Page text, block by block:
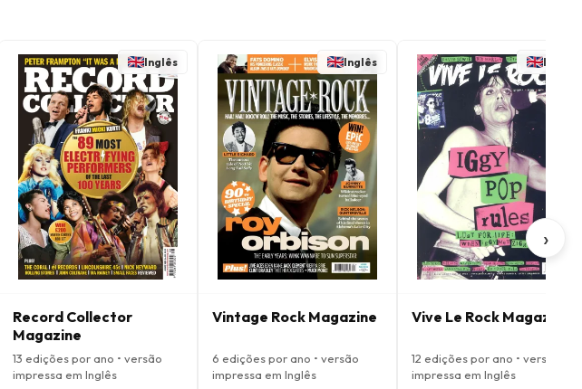
Inglês
Record Collector
Magazine
13 edições por ano • versão
impressa em Inglês
Inglês
Vintage Rock Magazine
6 edições por ano • versão
impressa em Inglês
Inglês
Vive Le Rock Magazine
12 edições por ano • versão
impressa em Inglês
›